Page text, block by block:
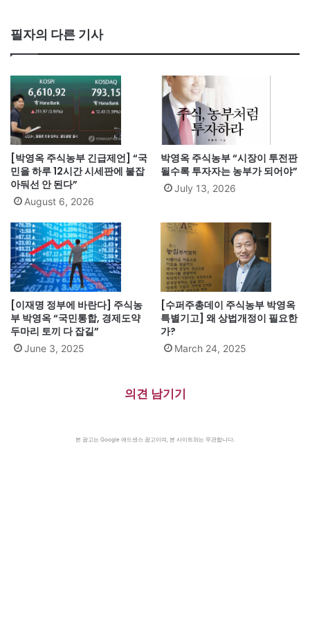
필자의 다른 기사
[박영옥 주식농부 긴급제언] “국
민을 하루 12시간 시세판에 붙잡
아둬선 안 된다”
August 6, 2026
박영옥 주식농부 “시장이 투전판
될수록 투자자는 농부가 되어야”
July 13, 2026
[이재명 정부에 바란다] 주식농
부 박영옥 “국민통합, 경제도약
두마리 토끼 다 잡길”
June 3, 2025
[수퍼주총데이 주식농부 박영옥
특별기고] 왜 상법개정이 필요한
가?
March 24, 2025
의견 남기기
본 광고는 Google 애드센스 광고이며, 본 사이트와는 무관합니다.